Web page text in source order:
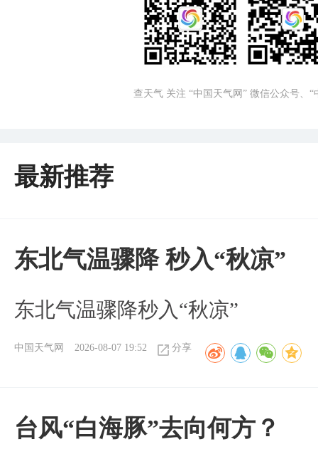
查天气 关注 “中国天气网” 微信公众号、
最新推荐
东北气温骤降 秒入“秋凉”
东北气温骤降秒入“秋凉”
中国天气网 2026-08-07 19:52 分享
台风“白海豚”去向何方？